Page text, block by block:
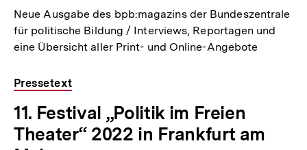
Neue Ausgabe des bpb:magazins der Bundeszentrale
für politische Bildung / Interviews, Reportagen und
eine Übersicht aller Print- und Online-Angebote
Pressetext
11. Festival „Politik im Freien
Theater“ 2022 in Frankfurt am